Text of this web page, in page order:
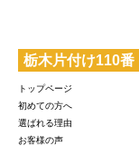
栃木片付け110番
トップページ
初めての方へ
選ばれる理由
お客様の声